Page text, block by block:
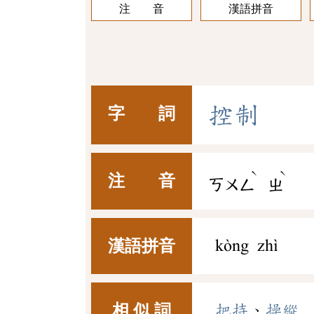
注 音 漢語拼音
字 詞 控制
注 音 ㄎㄨㄥ
ˋ
ㄓ
ˋ
漢語拼音 kòng zhì
把持 、 操縱